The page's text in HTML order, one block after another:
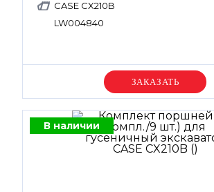
CASE CX210B
LW004840
Уточняйте цену
В наличии